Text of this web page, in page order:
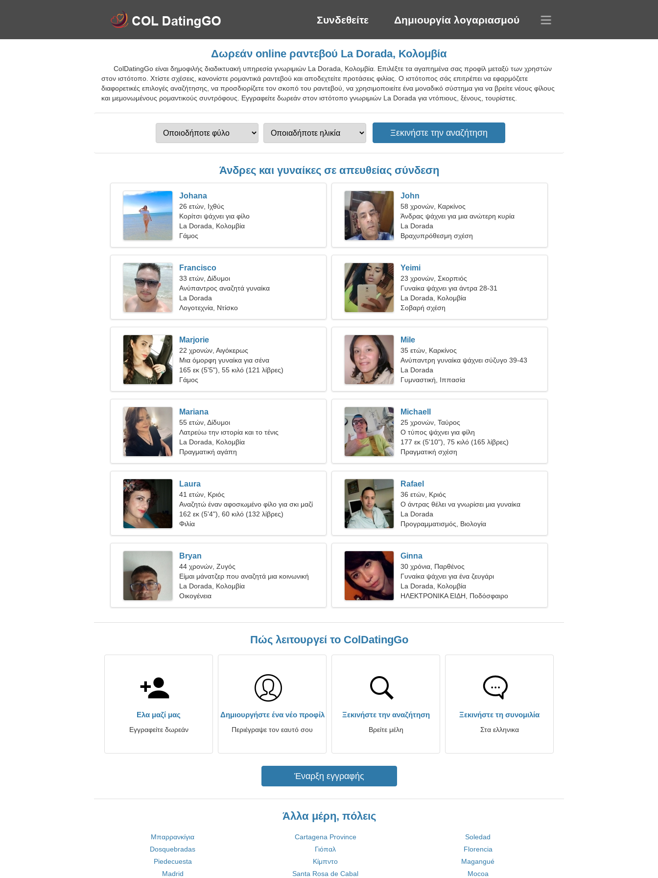
Συνδεθείτε Δημιουργία λογαριασμού
Δωρεάν online ραντεβού La Dorada, Κολομβία
ColDatingGo είναι δημοφιλής διαδικτυακή υπηρεσία γνωριμιών La Dorada, Κολομβία. Επιλέξτε τα αγαπημένα σας προφίλ μεταξύ των χρηστών
στον ιστότοπο. Χτίστε σχέσεις, κανονίστε ρομαντικά ραντεβού και αποδεχτείτε προτάσεις φιλίας. Ο ιστότοπος σάς επιτρέπει να εφαρμόζετε
διαφορετικές επιλογές αναζήτησης, να προσδιορίζετε τον σκοπό του ραντεβού, να χρησιμοποιείτε ένα μοναδικό σύστημα για να βρείτε νέους φίλους
και μεμονωμένους ρομαντικούς συντρόφους. Εγγραφείτε δωρεάν στον ιστότοπο γνωριμιών La Dorada για ντόπιους, ξένους, τουρίστες.
Άνδρες και γυναίκες σε απευθείας σύνδεση
Johana
26 ετών, Ιχθύς
Κορίτσι ψάχνει για φίλο
La Dorada, Κολομβία
Γάμος
John
58 χρονών, Καρκίνος
Άνδρας ψάχνει για μια ανώτερη κυρία
La Dorada
Βραχυπρόθεσμη σχέση
Francisco
33 ετών, Δίδυμοι
Ανύπαντρος αναζητά γυναίκα
La Dorada
Λογοτεχνία, Ντίσκο
Yeimi
23 χρονών, Σκορπιός
Γυναίκα ψάχνει για άντρα 28-31
La Dorada, Κολομβία
Σοβαρή σχέση
Marjorie
22 χρονών, Αιγόκερως
Μια όμορφη γυναίκα για σένα
165 εκ (5'5"), 55 κιλό (121 λίβρες)
Γάμος
Mile
35 ετών, Καρκίνος
Ανύπαντρη γυναίκα ψάχνει σύζυγο 39-43
La Dorada
Γυμναστική, Ιππασία
Mariana
55 ετών, Δίδυμοι
Λατρεύω την ιστορία και το τένις
La Dorada, Κολομβία
Πραγματική αγάπη
Michaell
25 χρονών, Ταύρος
Ο τύπος ψάχνει για φίλη
177 εκ (5'10"), 75 κιλό (165 λίβρες)
Πραγματική σχέση
Laura
41 ετών, Κριός
Αναζητώ έναν αφοσιωμένο φίλο για σκι μαζί
162 εκ (5'4"), 60 κιλό (132 λίβρες)
Φιλία
Rafael
36 ετών, Κριός
Ο άντρας θέλει να γνωρίσει μια γυναίκα
La Dorada
Προγραμματισμός, Βιολογία
Bryan
44 χρονών, Ζυγός
Είμαι μάνατζερ που αναζητά μια κοινωνική
γυναίκα
La Dorada, Κολομβία
Οικογένεια
Ginna
30 χρόνια, Παρθένος
Γυναίκα ψάχνει για ένα ζευγάρι
La Dorada, Κολομβία
ΗΛΕΚΤΡΟΝΙΚΑ ΕΙΔΗ, Ποδόσφαιρο
Πώς λειτουργεί το ColDatingGo
Ελα μαζί μας
Εγγραφείτε δωρεάν
Δημιουργήστε ένα νέο προφίλ
Περιέγραψε τον εαυτό σου
Ξεκινήστε την αναζήτηση
Βρείτε μέλη
Ξεκινήστε τη συνομιλία
Στα ελληνικα
Έναρξη εγγραφής
Άλλα μέρη, πόλεις
Μπαρρανκίγια Cartagena Province
Soledad
Dosquebradas
Γιόπαλ
Florencia
Piedecuesta
Κίμπντο
Magangué
Madrid
Santa Rosa de Cabal Mocoa